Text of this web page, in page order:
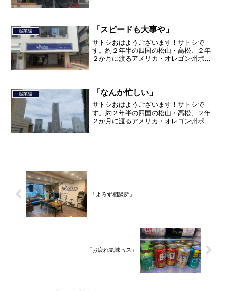
て、２０２１年３月９日より東...
～起業編～ 「スピードも大事や」
サトシおはようございます！サトシで
す。約２年半の四国の松山・高松、２年
２か月に渡るアメリカ・オレゴン州ポー
て、２０２１年３月９日より東...
～起業編～ 「なんか忙しい」
サトシおはようございます！サトシで
す。約２年半の四国の松山・高松、２年
２か月に渡るアメリカ・オレゴン州ポー
「よろず相談所」
「お疲れ気味っス」